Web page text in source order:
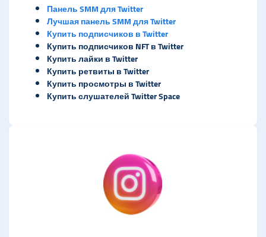
Панель SMM для Twitter
Лучшая панель SMM для Twitter
Купить подписчиков в Twitter
Купить подписчиков NFT в Twitter
Купить лайки в Twitter
Купить ретвиты в Twitter
Купить просмотры в Twitter
Купить слушателей Twitter Space